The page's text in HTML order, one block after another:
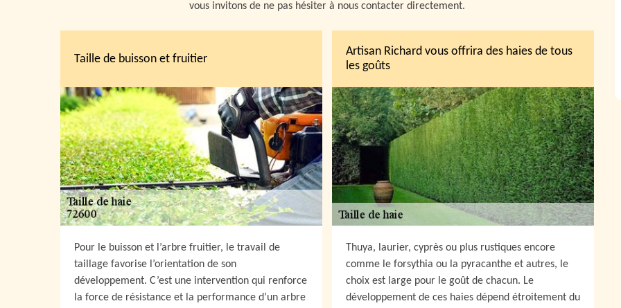
vous invitons de ne pas hésiter à nous contacter directement.
Taille de buisson et fruitier
Pour le buisson et l’arbre fruitier, le travail de
taillage favorise l’orientation de son
développement. C’est une intervention qui renforce
la force de résistance et la performance d’un arbre
Artisan Richard vous offrira des haies de tous
les goûts
Thuya, laurier, cyprès ou plus rustiques encore
comme le forsythia ou la pyracanthe et autres, le
choix est large pour le goût de chacun. Le
développement de ces haies dépend étroitement du